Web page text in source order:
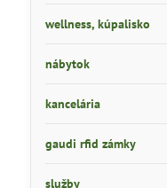
wellness, kúpalisko
nábytok
kancelária
gaudi rfid zámky
služby